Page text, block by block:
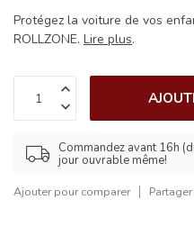
Protégez la voiture de vos
ROLLZONE. Lire plus.
Commandez avant 16h
jour ouvrable même!
Ajouter pour comparer